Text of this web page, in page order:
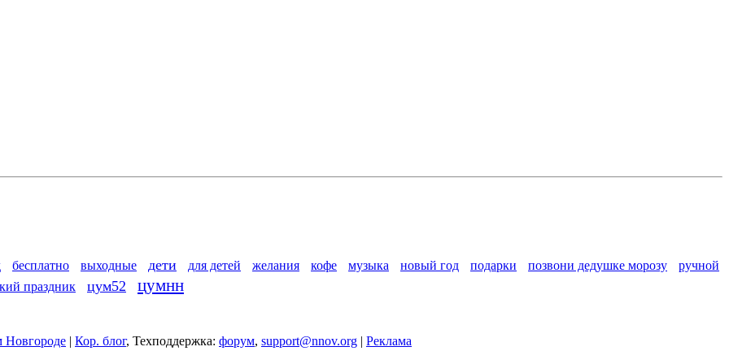
бесплатно выходные дети для детей желания кофе музыка новый год подарки позвони дедушке морозу
ручной
праздник
цум52 цумнн
| Кор. блог, Техподдержка: форум, support@nnov.org | Реклама